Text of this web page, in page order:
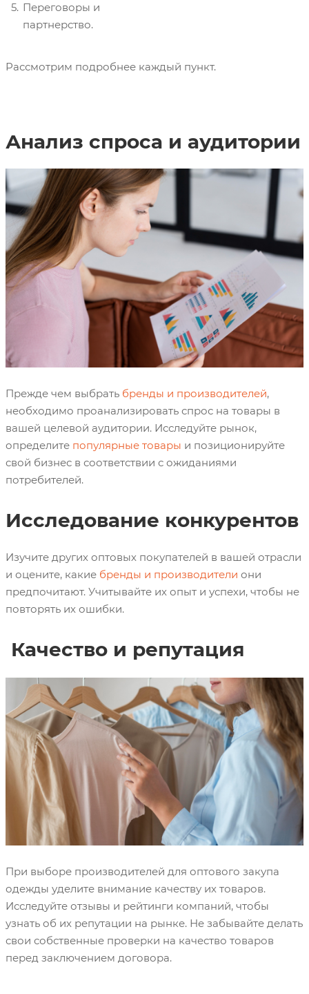
Переговоры и
партнерство.
Рассмотрим подробнее каждый пункт.
Анализ спроса и аудитории
Прежде чем выбрать бренды и производителей,
необходимо проанализировать спрос на товары в
вашей целевой аудитории. Исследуйте рынок,
определите популярные товары и позиционируйте
свой бизнес в соответствии с ожиданиями
потребителей.
Исследование конкурентов
Изучите других оптовых покупателей в вашей отрасли
и оцените, какие бренды и производители они
предпочитают. Учитывайте их опыт и успехи, чтобы не
повторять их ошибки.
Качество и репутация
При выборе производителей для оптового закупа
одежды уделите внимание качеству их товаров.
Исследуйте отзывы и рейтинги компаний, чтобы
узнать об их репутации на рынке. Не забывайте делать
свои собственные проверки на качество товаров
перед заключением договора.